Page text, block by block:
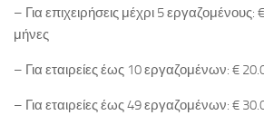
– Για επιχειρήσεις μέχρι 5 εργαζομένους:
μήνες
– Για εταιρείες έως 10 εργαζομένων: €
– Για εταιρείες έως 49 εργαζομένων: €